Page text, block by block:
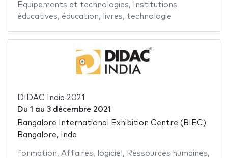
Equipements et technologies,
Institutions
éducatives, éducation, livres, technologie
DIDAC India 2021
Du 1 au 3 décembre 2021
Bangalore International Exhibition Centre (BIEC)
Bangalore, Inde
formation, Affaires, logiciel , Ressources humaines,